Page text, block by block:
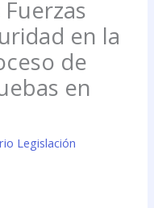
en la
de
en
Legislación